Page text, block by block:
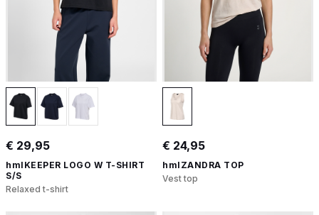
€ 29,95
hmlKEEPER LOGO W T-SHIRT
S/S
Relaxed t-shirt
€ 24,95
hmlZANDRA TOP
Vest top